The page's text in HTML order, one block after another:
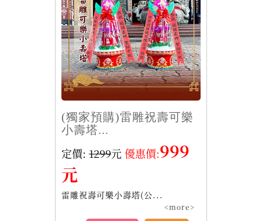
(獨家預購)雷雕祝壽可樂
小壽塔...
定價: 1299元 優惠價:999
元
雷雕祝壽可樂小壽塔(公...
<more>